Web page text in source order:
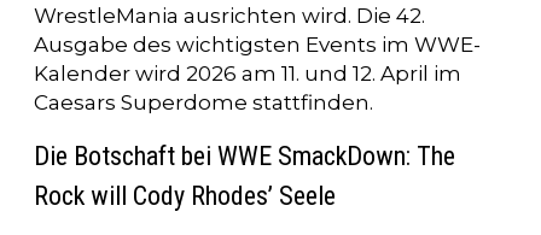
WrestleMania ausrichten wird. Die 42.
Ausgabe des wichtigsten Events im WWE-
Kalender wird 2026 am 11. und 12. April im
Caesars Superdome stattfinden.
Die Botschaft bei WWE SmackDown: The
Rock will Cody Rhodes’ Seele